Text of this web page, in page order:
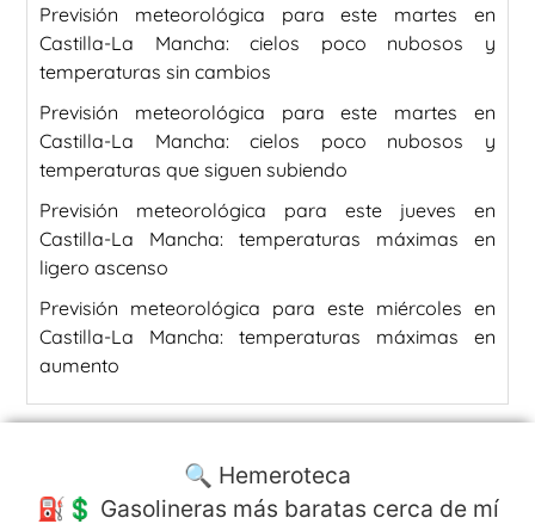
Previsión meteorológica para este martes en
Castilla-La Mancha: cielos poco nubosos y
temperaturas sin cambios
Previsión meteorológica para este martes en
Castilla-La Mancha: cielos poco nubosos y
temperaturas que siguen subiendo
Previsión meteorológica para este jueves en
Castilla-La Mancha: temperaturas máximas en
ligero ascenso
Previsión meteorológica para este miércoles en
Castilla-La Mancha: temperaturas máximas en
aumento
🔍 Hemeroteca
⛽️💲 Gasolineras más baratas cerca de mí